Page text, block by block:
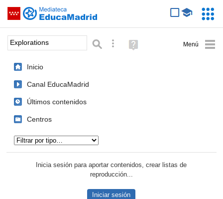
Saltar navegación
Palabra o frase: Búsqueda avanzada
Ayuda
(en
Inicio
Canal EducaMadrid
Últimos contenidos
Centros
Inicia sesión para aportar contenidos, crear listas de
reproducción...
Iniciar sesión